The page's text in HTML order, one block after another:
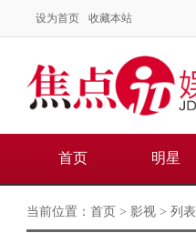
设为首页 收藏本站
首页 明星
当前位置： 首页 > 影视 > 列表